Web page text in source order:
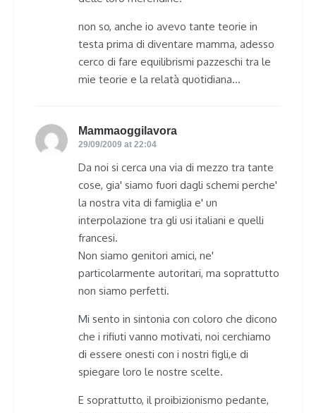
non so, anche io avevo tante teorie in
testa prima di diventare mamma, adesso
cerco di fare equilibrismi pazzeschi tra le
mie teorie e la relatà quotidiana…
Mammaoggilavora
29/09/2009 at 22:04
Da noi si cerca una via di mezzo tra tante
cose, gia' siamo fuori dagli schemi perche'
la nostra vita di famiglia e' un
interpolazione tra gli usi italiani e quelli
francesi.
Non siamo genitori amici, ne'
particolarmente autoritari, ma soprattutto
non siamo perfetti.
Mi sento in sintonia con coloro che dicono
che i rifiuti vanno motivati, noi cerchiamo
di essere onesti con i nostri figli,e di
spiegare loro le nostre scelte.
E soprattutto, il proibizionismo pedante,